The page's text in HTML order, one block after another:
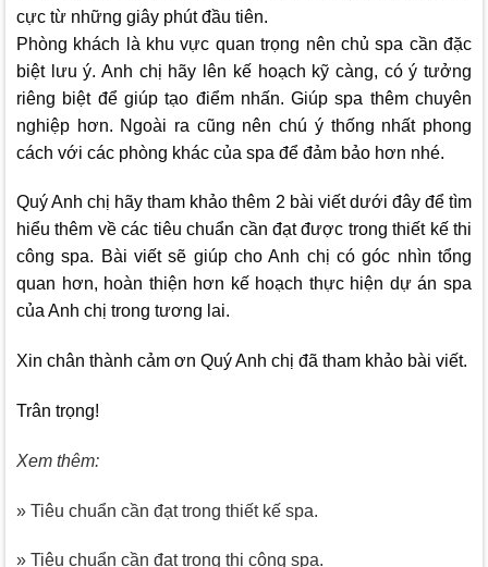
cực từ những giây phút đầu tiên.
Phòng khách là khu vực quan trọng nên chủ spa cần đặc
biệt lưu ý. Anh chị hãy lên kế hoạch kỹ càng, có ý tưởng
riêng biệt để giúp tạo điểm nhấn. Giúp spa thêm chuyên
nghiệp hơn. Ngoài ra cũng nên chú ý thống nhất phong
cách với các phòng khác của spa để đảm bảo hơn nhé.
Quý Anh chị hãy tham khảo thêm 2 bài viết dưới đây để tìm
hiểu thêm về các tiêu chuẩn cần đạt được trong thiết kế thi
công spa. Bài viết sẽ giúp cho Anh chị có góc nhìn tổng
quan hơn, hoàn thiện hơn kế hoạch thực hiện dự án spa
của Anh chị trong tương lai.
Xin chân thành cảm ơn Quý Anh chị đã tham khảo bài viết.
Trân trọng!
Xem thêm:
» Tiêu chuẩn cần đạt trong thiết kế spa.
» Tiêu chuẩn cần đạt trong thi công spa.